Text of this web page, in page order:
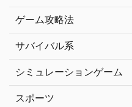
ゲーム攻略法
サバイバル系
シミュレーションゲーム
スポーツ